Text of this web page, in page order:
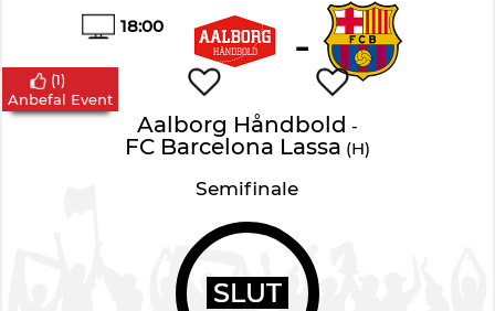
18:00 -
Aalborg Håndbold -
FC Barcelona Lassa (H)
Semifinale
SLUT
(1)
Anbefal Event